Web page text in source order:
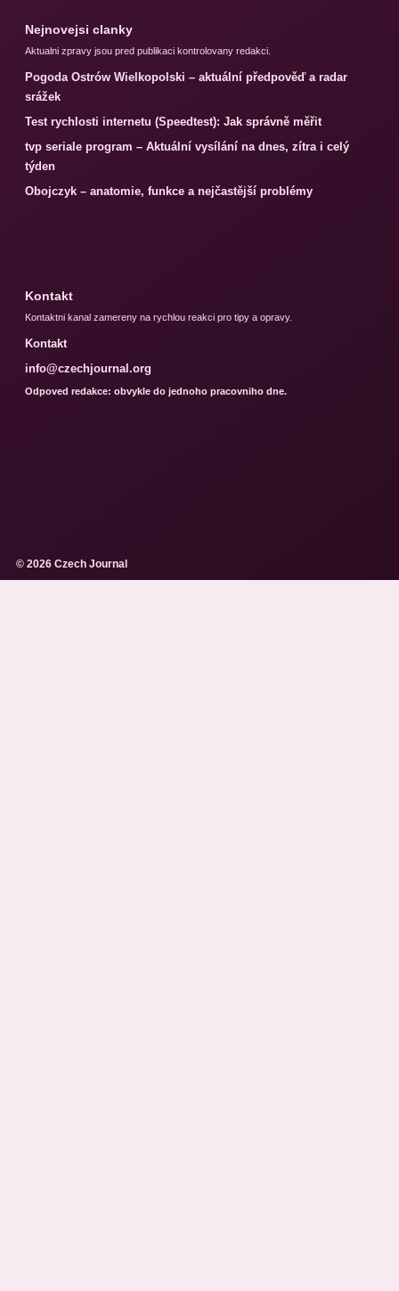
Nejnovejsi clanky
Aktualni zpravy jsou pred publikaci kontrolovany redakci.
Pogoda Ostrów Wielkopolski – aktuální předpověď a radar
srážek
Test rychlosti internetu (Speedtest): Jak správně měřit
tvp seriale program – Aktuální vysílání na dnes, zítra i celý
týden
Obojczyk – anatomie, funkce a nejčastější problémy
Kontakt
Kontaktni kanal zamereny na rychlou reakci pro tipy a opravy.
Kontakt
info@czechjournal.org
Odpoved redakce: obvykle do jednoho pracovniho dne.
© 2026 Czech Journal